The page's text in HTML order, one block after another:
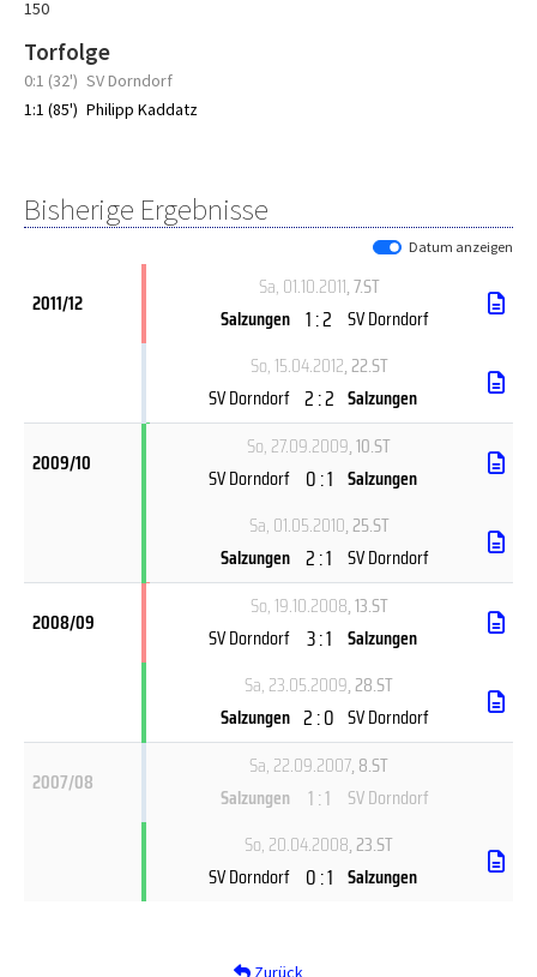
150
Torfolge
0:1 (32') SV Dorndorf
1:1 (85') Philipp Kaddatz
Bisherige Ergebnisse
Datum anzeigen
2011/12
Sa, 01.10.2011, 7.ST
Salzungen 1 : 2 SV Dorndorf
So, 15.04.2012, 22.ST
SV Dorndorf 2 : 2 Salzungen
2009/10
So, 27.09.2009, 10.ST
SV Dorndorf 0 : 1 Salzungen
Sa, 01.05.2010, 25.ST
Salzungen 2 : 1 SV Dorndorf
2008/09
So, 19.10.2008, 13.ST
SV Dorndorf 3 : 1 Salzungen
Sa, 23.05.2009, 28.ST
Salzungen 2 : 0 SV Dorndorf
2007/08
Sa, 22.09.2007, 8.ST
Salzungen
1 : 1
SV Dorndorf
So, 20.04.2008, 23.ST
SV Dorndorf 0 : 1 Salzungen
Zurück